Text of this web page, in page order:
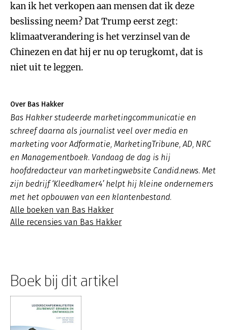
kan ik het verkopen aan mensen dat ik deze
beslissing neem? Dat Trump eerst zegt:
klimaatverandering is het verzinsel van de
Chinezen en dat hij er nu op terugkomt, dat is
niet uit te leggen.
Over Bas Hakker
Bas Hakker studeerde marketingcommunicatie en
schreef daarna als journalist veel over media en
marketing voor Adformatie, MarketingTribune, AD, NRC
en Managementboek. Vandaag de dag is hij
hoofdredacteur van marketingwebsite Candid.news. Met
zijn bedrijf ‘Kleedkamer4’ helpt hij kleine ondernemers
met het opbouwen van een klantenbestand.
Alle boeken van Bas Hakker
Alle recensies van Bas Hakker
Boek bij dit artikel